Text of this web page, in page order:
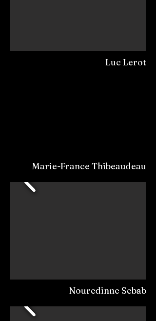
Luc Lerot
Marie-France Thibeaudeau
Nouredinne Sebab